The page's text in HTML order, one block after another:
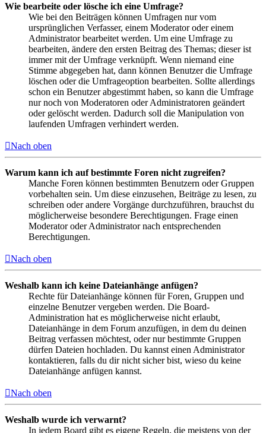
Wie bearbeite oder lösche ich eine Umfrage?
Wie bei den Beiträgen können Umfragen nur vom
ursprünglichen Verfasser, einem Moderator oder einem
Administrator bearbeitet werden. Um eine Umfrage zu
bearbeiten, ändere den ersten Beitrag des Themas; dieser ist
immer mit der Umfrage verknüpft. Wenn niemand eine
Stimme abgegeben hat, dann können Benutzer die Umfrage
löschen oder die Umfrageoption bearbeiten. Sollte allerdings
schon ein Benutzer abgestimmt haben, so kann die Umfrage
nur noch von Moderatoren oder Administratoren geändert
oder gelöscht werden. Dadurch soll die Manipulation von
laufenden Umfragen verhindert werden.
Nach oben
Warum kann ich auf bestimmte Foren nicht zugreifen?
Manche Foren können bestimmten Benutzern oder Gruppen
vorbehalten sein. Um diese einzusehen, Beiträge zu lesen, zu
schreiben oder andere Vorgänge durchzuführen, brauchst du
möglicherweise besondere Berechtigungen. Frage einen
Moderator oder Administrator nach entsprechenden
Berechtigungen.
Nach oben
Weshalb kann ich keine Dateianhänge anfügen?
Rechte für Dateianhänge können für Foren, Gruppen und
einzelne Benutzer vergeben werden. Die Board-
Administration hat es möglicherweise nicht erlaubt,
Dateianhänge in dem Forum anzufügen, in dem du deinen
Beitrag verfassen möchtest, oder nur bestimmte Gruppen
dürfen Dateien hochladen. Du kannst einen Administrator
kontaktieren, falls du dir nicht sicher bist, wieso du keine
Dateianhänge anfügen kannst.
Nach oben
Weshalb wurde ich verwarnt?
In jedem Board gibt es eigene Regeln, die meistens von der